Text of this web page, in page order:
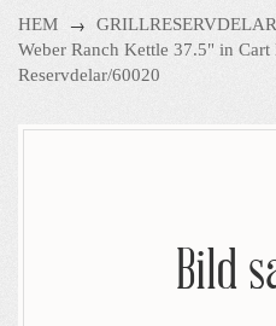
HEM → GRILLRESERVDELAR
Weber Ranch Kettle 37.5" in
Reservdelar/60020
Bild